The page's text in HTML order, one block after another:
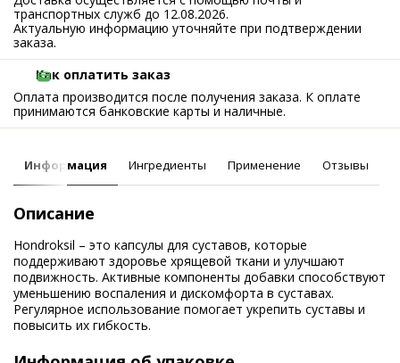
транспортных служб до 12.08.2026.
Актуальную информацию уточняйте при подтверждении
заказа.
Как оплатить заказ
Оплата производится после получения заказа. К оплате
принимаются банковские карты и наличные.
Информация Ингредиенты Применение Отзывы
Описание
Hondroksil – это капсулы для суставов, которые
поддерживают здоровье хрящевой ткани и улучшают
подвижность. Активные компоненты добавки способствуют
уменьшению воспаления и дискомфорта в суставах.
Регулярное использование помогает укрепить суставы и
повысить их гибкость.